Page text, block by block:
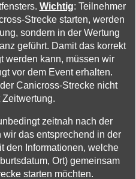
Wichtig: Teilnehmer
Strecke starten, werden
sondern in der Wertung
geführt. Damit das korrekt
werden kann, müssen wir
vor dem Event erhalten.
Canicross-Strecke nicht
zeitnah nach der
das entsprechend in der
den Informationen, welche
Ort) gemeinsam
starten möchten.